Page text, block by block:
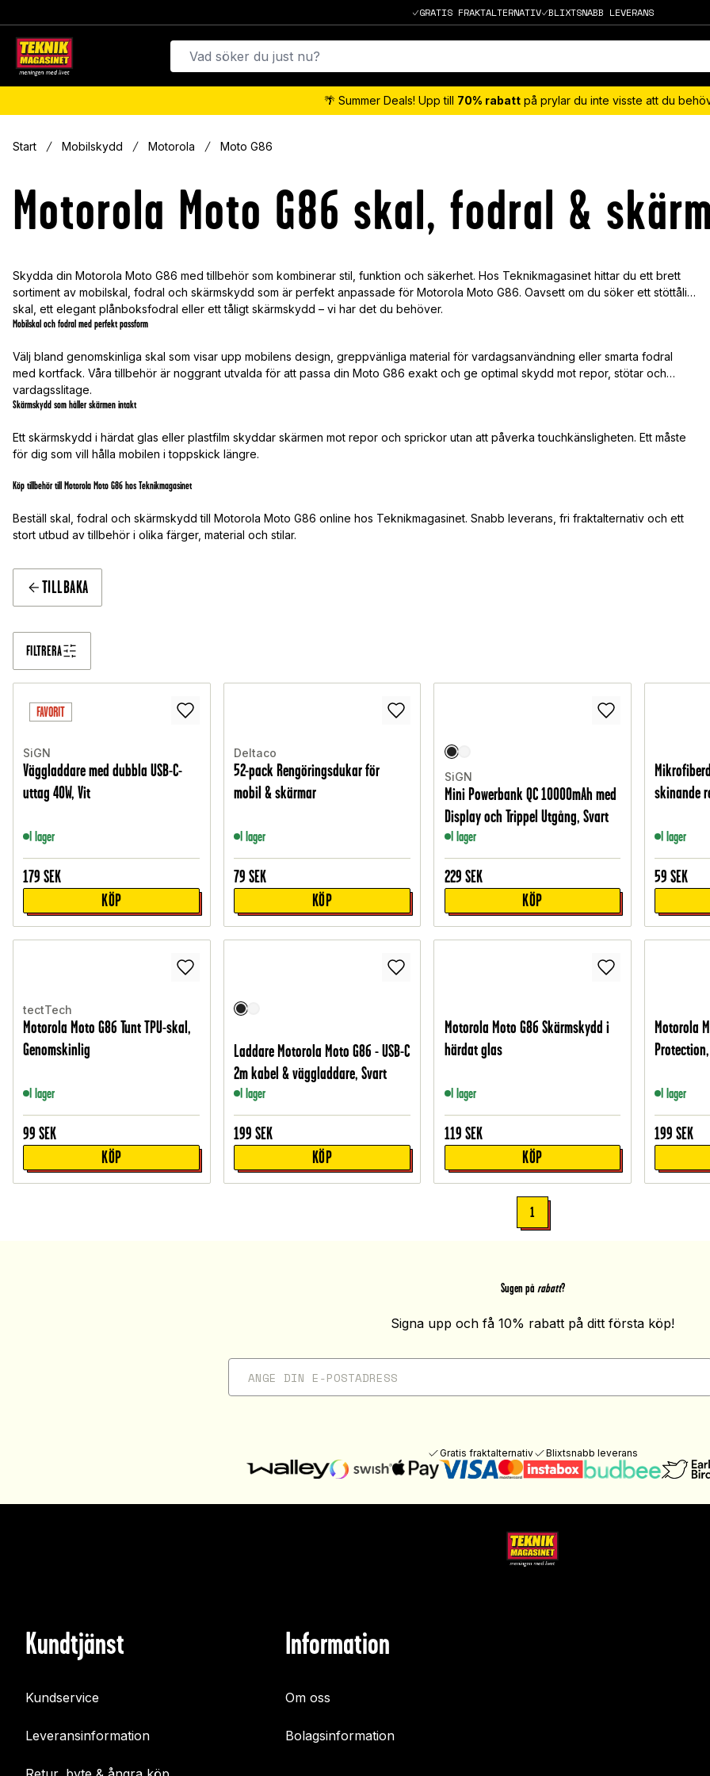
GRATIS FRAKTALTERNATIV BLIXTSNABB LEVERANS
🌴 Summer Deals! Upp till 70% rabatt på prylar du inte visste att du
Start Mobilskydd Motorola Moto G86
Motorola Moto G86 skal, fodral &
Skydda din Motorola Moto G86 med tillbehör som kombinerar stil, funktion och säkerhet. Hos Teknikmagasinet hittar du ett brett
sortiment av mobilskal, fodral och skärmskydd som är perfekt anpassade för Motorola Moto G86. Oavsett om du söker ett stöttåligt
skal, ett elegant plånboksfodral eller ett tåligt skärmskydd – vi har det du behöver.
Mobilskal och fodral med perfekt passform
Välj bland genomskinliga skal som visar upp mobilens design, greppvänliga material för vardagsanvändning eller smarta fodral
med kortfack. Våra tillbehör är noggrant utvalda för att passa din Moto G86 exakt och ge optimal skydd mot repor, stötar och
vardagsslitage.
Skärmskydd som håller skärmen intakt
Ett skärmskydd i härdat glas eller plastfilm skyddar skärmen mot repor och sprickor utan att påverka touchkänsligheten. Ett måste
för dig som vill hålla mobilen i toppskick längre.
Köp tillbehör till Motorola Moto G86 hos Teknikmagasinet
Beställ skal, fodral och skärmskydd till Motorola Moto G86 online hos Teknikmagasinet. Snabb leverans, fri fraktalternativ och ett
stort utbud av tillbehör i olika färger, material och stilar.
TILLBAKA
FILTRERA
FAVORIT
SiGN
Väggladdare med dubbla USB-C-
uttag 40W, Vit
I lager
179 SEK
KÖP
Deltaco
52-pack Rengöringsdukar för
mobil & skärmar
I lager
79 SEK
KÖP
SiGN
Mini Powerbank QC 10000mAh med
Display och Trippel Utgång, Svart
I lager
229 SEK
KÖP
skinande
I lager
59 SEK
tectTech
Motorola Moto G86 Tunt TPU-skal,
Genomskinlig
I lager
99 SEK
KÖP
Laddare Motorola Moto G86 - USB-C
2m kabel & väggladdare, Svart
I lager
199 SEK
KÖP
Motorola Moto G86 Skärmskydd i
härdat glas
I lager
119 SEK
KÖP
Motorola
I lager
199 SEK
1
Sugen på rabatt?
Signa upp och få 10% rabatt på ditt första köp!
Gratis fraktalternativ Blixtsnabb leverans
Kundtjänst
Kundservice
Leveransinformation
Information
Om oss
Bolagsinformation